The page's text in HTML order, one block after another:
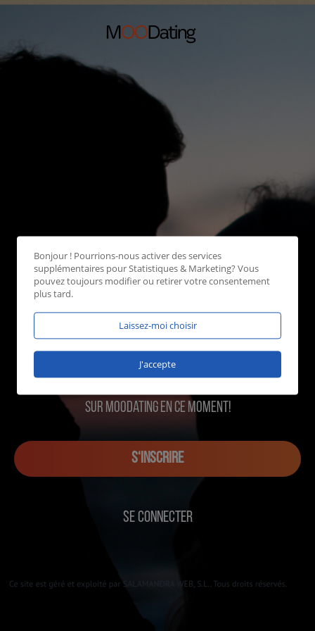
sur MOOdating en ce moment!
S‘INSCRIRE
SE CONNECTER
Bonjour ! Pourrions-nous activer des services
supplémentaires pourStatistiques & Marketing? Vous
pouvez toujours modifier ou retirer votre consentement
plus tard.
Laissez-moi choisir
J'accepte